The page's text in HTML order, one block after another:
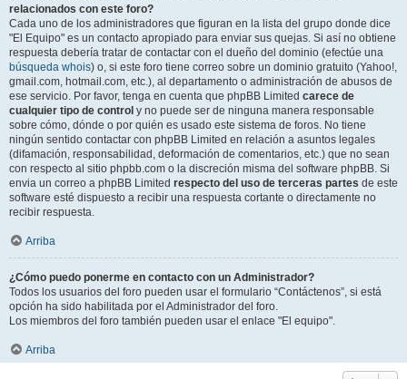
relacionados con este foro?
Cada uno de los administradores que figuran en la lista del grupo donde dice
"El Equipo" es un contacto apropiado para enviar sus quejas. Si así no obtiene
respuesta debería tratar de contactar con el dueño del dominio (efectúe una
búsqueda whois) o, si este foro tiene correo sobre un dominio gratuito (Yahoo!,
gmail.com, hotmail.com, etc.), al departamento o administración de abusos de
ese servicio. Por favor, tenga en cuenta que phpBB Limited carece de
cualquier tipo de control y no puede ser de ninguna manera responsable
sobre cómo, dónde o por quién es usado este sistema de foros. No tiene
ningún sentido contactar con phpBB Limited en relación a asuntos legales
(difamación, responsabilidad, deformación de comentarios, etc.) que no sean
con respecto al sitio phpbb.com o la discreción misma del software phpBB. Si
envia un correo a phpBB Limited respecto del uso de terceras partes de este
software esté dispuesto a recibir una respuesta cortante o directamente no
recibir respuesta.
Arriba
¿Cómo puedo ponerme en contacto con un Administrador?
Todos los usuarios del foro pueden usar el formulario “Contáctenos”, si está
opción ha sido habilitada por el Administrador del foro.
Los miembros del foro también pueden usar el enlace "El equipo".
Arriba